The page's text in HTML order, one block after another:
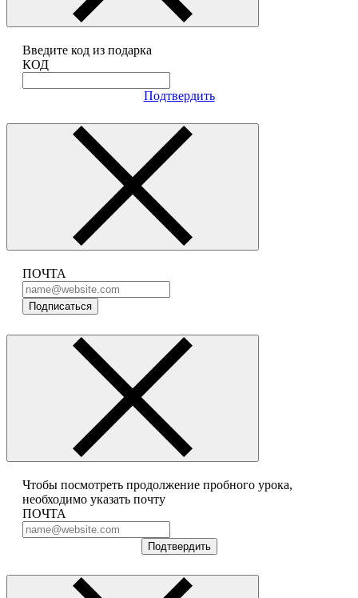
Введите код из подарка
КОД
Подтвердить
ПОЧТА
Подписаться
Чтобы посмотреть продолжение пробного урока,
необходимо указать почту
ПОЧТА
Подтвердить